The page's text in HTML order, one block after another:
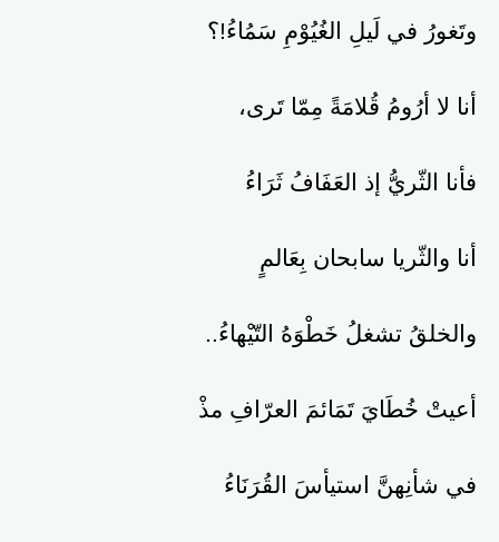
وتَغورُ في لَيلِ الغُيُوْمِ سَمُاءُ!؟
أنا لا أرُومُ قُلامَةً مِمّا تَرى،
فأنا الثّريُّ إذ العَفَافُ ثَرَاءُ
أنا والثّريا سابحان بِعَالمٍ
والخلقُ تشغلُ خَطْوَهُ التّيْهاءُ..
أعيتْ خُطَايَ تَمَائمَ العرّافِ مذْ
في شأنِهنَّ استيأسَ القُرَنَاءُ